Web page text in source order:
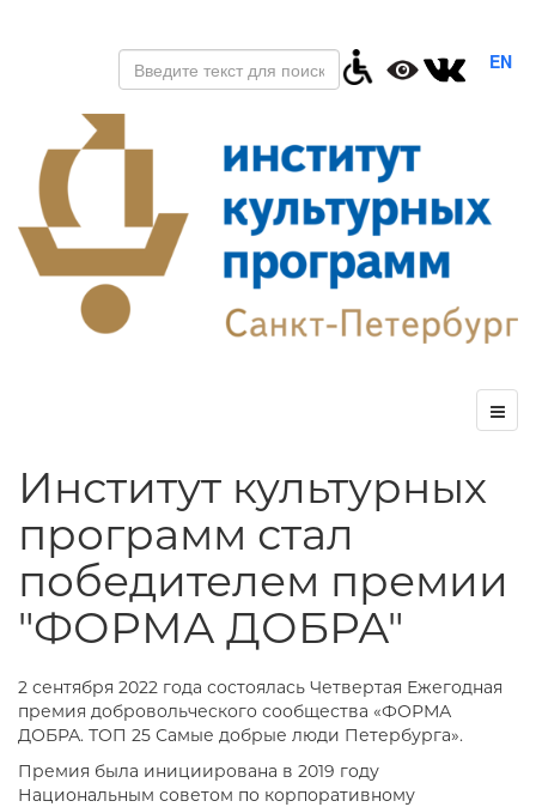
EN
Институт культурных
программ стал
победителем премии
"ФОРМА ДОБРА"
2 сентября 2022 года состоялась Четвертая Ежегодная
премия добровольческого сообщества «ФОРМА
ДОБРА. ТОП 25 Самые добрые люди Петербурга».
Премия была инициирована в 2019 году
Национальным советом по корпоративному